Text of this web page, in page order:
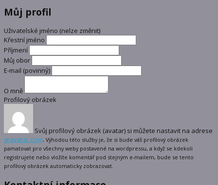
Můj profil
Uživatelské jméno (nelze změnit)
Křestní jméno
Příjmení
Můj obor
E-mail (povinný)
O mně
Profilový obrázek
Svůj profilový obrázek (avatar) si můžete nastavit na adrese
gravatar.com. Výhodou této služby je, že si bude váš profilový obrázek
pamatovat pro všechny weby postavené na wordpressu, a když se kdekoli
registrujete nebo vložíte komentář pod stejným e-mailem, bude se tento
profilový obrázek automaticky zobrazovat.